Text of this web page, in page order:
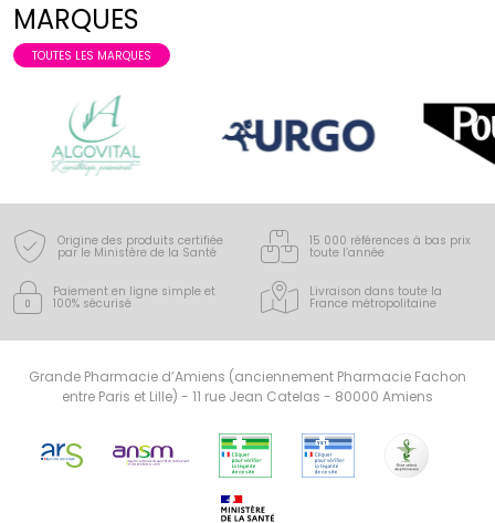
MARQUES
TOUTES LES MARQUES
Origine des produits certifiée
par le Ministère de la Santé
15 000 références à bas prix
toute l’année
Paiement en ligne simple et
100% sécurisé
Livraison dans toute la
France métropolitaine
Grande Pharmacie d’Amiens (anciennement Pharmacie Fachon
entre Paris et Lille) - 11 rue Jean Catelas - 80000 Amiens